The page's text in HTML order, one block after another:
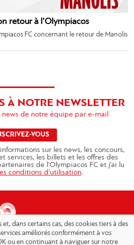
retour à l’Olympiacos
FC concernant le retour de Manolis
À NOTRE NEWSLETTER
news de notre équipe par e-mail
VOUS
sur les news, les concours,
services, les billets et les offres des
de l’Olympiacos FC et j’ai lu
conditions d’utilisation.
dans certains cas, des cookies tiers à des
améliorés conformément à vos
ou en continuant à naviguer sur notre